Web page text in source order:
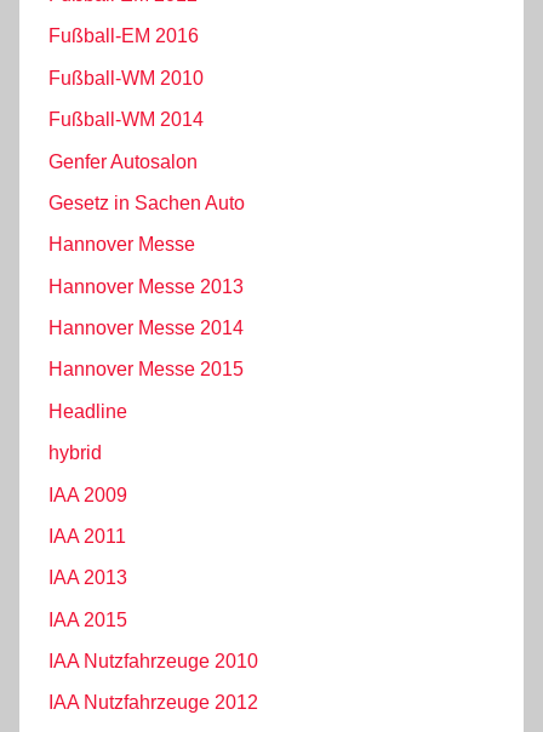
Fußball-EM 2016
Fußball-WM 2010
Fußball-WM 2014
Genfer Autosalon
Gesetz in Sachen Auto
Hannover Messe
Hannover Messe 2013
Hannover Messe 2014
Hannover Messe 2015
Headline
hybrid
IAA 2009
IAA 2011
IAA 2013
IAA 2015
IAA Nutzfahrzeuge 2010
IAA Nutzfahrzeuge 2012